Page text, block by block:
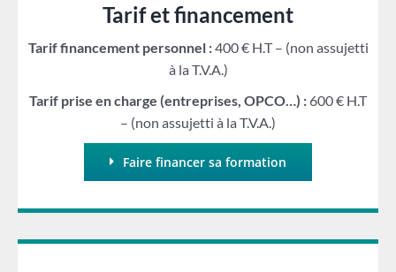
Tarif et financement
Tarif financement personnel :400 € H.T – (non assujetti
à la T.V.A.)
Tarif prise en charge (entreprises, OPCO…) : 600 € H.T
– (non assujetti à la T.V.A.)
Faire financer sa formation